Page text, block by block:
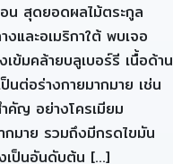
น สุดยอดผลไม้ตระกูล
งและอเมริกาใต้ พบเจอ
ข้มคล้ายบลูเบอร์รี เนื้อด้าน
นต่อร่างกายมากมาย เช่น
คัญ อย่างโครเมียม
มาย รวมถึงมีกรดไขมัน
เป็นอันดับต้น […]